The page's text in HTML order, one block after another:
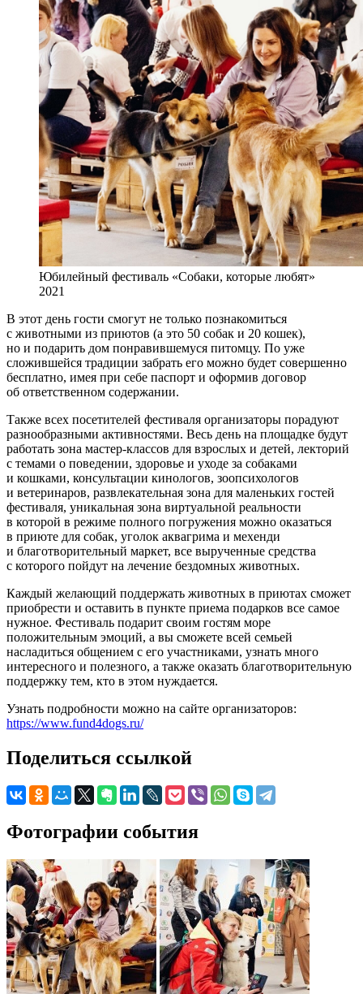
Юбилейный фестиваль «Собаки, которые любят»
2021
В этот день гости смогут не только познакомиться
с животными из приютов (а это 50 собак и 20 кошек),
но и подарить дом понравившемуся питомцу. По уже
сложившейся традиции забрать его можно будет совершенно
бесплатно, имея при себе паспорт и оформив договор
об ответственном содержании.
Также всех посетителей фестиваля организаторы порадуют
разнообразными активностями. Весь день на площадке будут
работать зона мастер-классов для взрослых и детей, лекторий
с темами о поведении, здоровье и уходе за собаками
и кошками, консультации кинологов, зоопсихологов
и ветеринаров, развлекательная зона для маленьких гостей
фестиваля, уникальная зона виртуальной реальности
в которой в режиме полного погружения можно оказаться
в приюте для собак, уголок аквагрима и мехенди
и благотворительный маркет, все вырученные средства
с которого пойдут на лечение бездомных животных.
Каждый желающий поддержать животных в приютах сможет
приобрести и оставить в пункте приема подарков все самое
нужное. Фестиваль подарит своим гостям море
положительным эмоций, а вы сможете всей семьей
насладиться общением с его участниками, узнать много
интересного и полезного, а также оказать благотворительную
поддержку тем, кто в этом нуждается.
Узнать подробности можно на сайте организаторов:
https://www.fund4dogs.ru/
Поделиться ссылкой
Фотографии события